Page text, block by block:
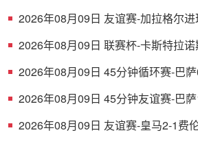
2026年08月09日 友谊赛-加拉格尔
2026年08月09日 联赛杯-卡斯特拉
2026年08月09日 45分钟循环赛-巴
2026年08月09日 45分钟友谊赛-巴
2026年08月09日 友谊赛-皇马2-1费